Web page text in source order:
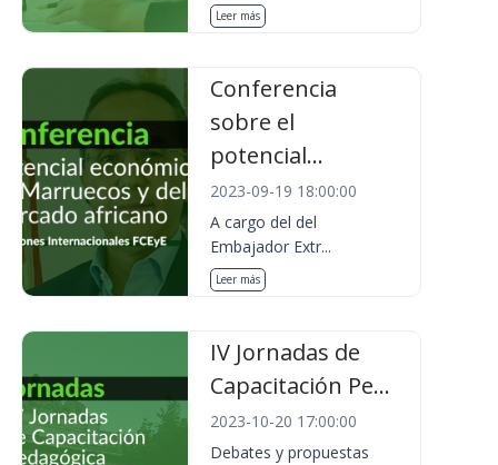
Leer más
Conferencia
sobre el
potencial...
2023-09-19 18:00:00
A cargo del del
Embajador Extr...
Leer más
IV Jornadas de
Capacitación Pe...
2023-10-20 17:00:00
Debates y propuestas